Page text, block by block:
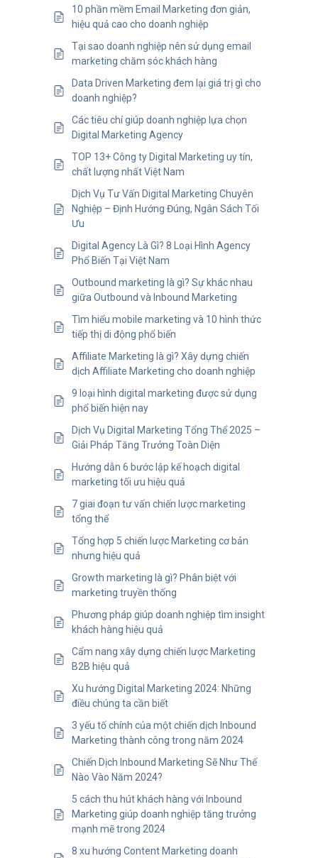
10 phần mềm Email Marketing đơn giản,
hiệu quả cao cho doanh nghiệp
Tại sao doanh nghiệp nên sử dụng email
marketing chăm sóc khách hàng
Data Driven Marketing đem lại giá trị gì cho
doanh nghiệp?
Các tiêu chí giúp doanh nghiệp lựa chọn
Digital Marketing Agency
TOP 13+ Công ty Digital Marketing uy tín,
chất lượng nhất Việt Nam
Dịch Vụ Tư Vấn Digital Marketing Chuyên
Nghiệp – Định Hướng Đúng, Ngân Sách Tối
Ưu
Digital Agency Là Gì? 8 Loại Hình Agency
Phổ Biến Tại Việt Nam
Outbound marketing là gì? Sự khác nhau
giữa Outbound và Inbound Marketing
Tìm hiểu mobile marketing và 10 hình thức
tiếp thị di động phổ biến
Affiliate Marketing là gì? Xây dựng chiến
dịch Affiliate Marketing cho doanh nghiệp
9 loại hình digital marketing được sử dụng
phổ biến hiện nay
Dịch Vụ Digital Marketing Tổng Thể 2025 –
Giải Pháp Tăng Trưởng Toàn Diện
Hướng dẫn 6 bước lập kế hoạch digital
marketing tối ưu hiệu quả
7 giai đoạn tư vấn chiến lược marketing
tổng thể
Tổng hợp 5 chiến lược Marketing cơ bản
nhưng hiệu quả
Growth marketing là gì? Phân biệt với
marketing truyền thống
Phương pháp giúp doanh nghiệp tìm insight
khách hàng hiệu quả
Cẩm nang xây dựng chiến lược Marketing
B2B hiệu quả
Xu hướng Digital Marketing 2024: Những
điều chúng ta cần biết
3 yếu tố chính của một chiến dịch Inbound
Marketing thành công trong năm 2024
Chiến Dịch Inbound Marketing Sẽ Như Thế
Nào Vào Năm 2024?
5 cách thu hút khách hàng với Inbound
Marketing giúp doanh nghiệp tăng trưởng
mạnh mẽ trong 2024
8 xu hướng Content Marketing doanh